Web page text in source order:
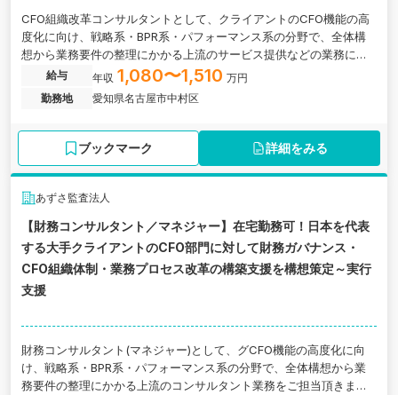
CFO組織改革コンサルタントとして、クライアントのCFO機能の高
度化に向け、戦略系・BPR系・パフォーマンス系の分野で、全体構
想から業務要件の整理にかかる上流のサービス提供などの業務に関
わっていただきます。愛知県名古屋市中村区にある監査法人の求人
です。
給与 年収 1,080〜1,510 万円
勤務地
愛知県名古屋市中村区
ブックマーク 詳細をみる
あずさ監査法人
【財務コンサルタント／マネジャー】在宅勤務可！日本を代表
する大手クライアントのCFO部門に対して財務ガバナンス・
CFO組織体制・業務プロセス改革の構築支援を構想策定～実行
支援
財務コンサルタント(マネジャー)として、グCFO機能の高度化に向
け、戦略系・BPR系・パフォーマンス系の分野で、全体構想から業
務要件の整理にかかる上流のコンサルタント業務をご担当頂きま